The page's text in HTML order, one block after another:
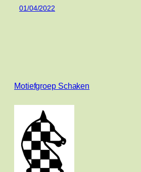
01/04/2022
Motiefgroep Schaken